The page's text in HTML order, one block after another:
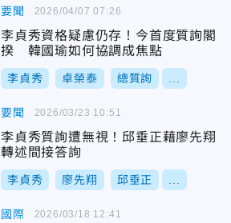
要聞
李貞秀資格疑慮仍存！今首度質詢閣
揆 韓國瑜如何協調成焦點
李貞秀 卓榮泰 總質詢
2026/04/07 07:26
要聞
李貞秀質詢遭無視！邱垂正藉廖先翔
轉述間接答詢
李貞秀 廖先翔 邱垂正
2026/03/23 10:51
國際 2026/03/18 12:41